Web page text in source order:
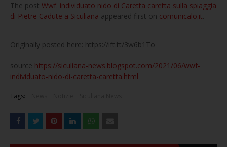
The post Wwf: individuato nido di Caretta caretta sulla spiaggia
di Pietre Cadute a Siculiana appeared first on comunicalo.it.
Originally posted here: https://ift.tt/3w6b1To
source https://siculiana-news.blogspot.com/2021/06/wwf-
individuato-nido-di-caretta-caretta.html
Tags: